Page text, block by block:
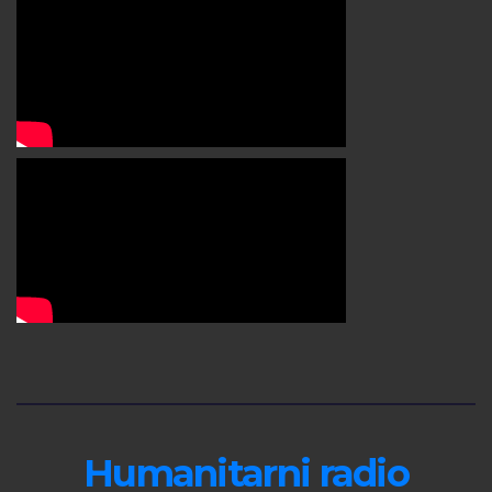
Humanitarni radio